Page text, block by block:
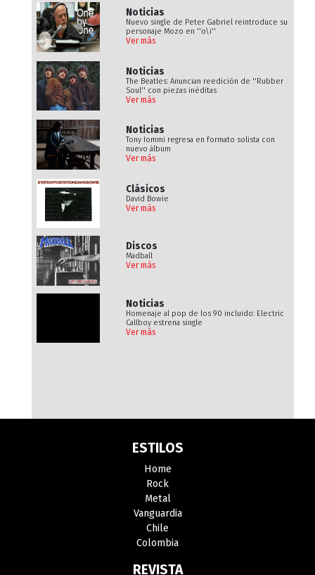
Noticias
Nuevo single de Peter Gabriel reintroduce su
personaje Mozo en ''o\i''
Ver más
Noticias
The Beatles: Anuncian reedición de ''Rubber
Soul'' con piezas inéditas
Ver más
Noticias
Tony Iommi regresa en formato solista con
nuevo álbum
Ver más
Clásicos
David Bowie
Ver más
Discos
Madball
Ver más
Noticias
Homenaje al pop de los 90 incluido: Electric
Callboy estrena single
Ver más
ESTILOS
Home
Rock
Metal
Vanguardia
Chile
Colombia
REVISTA